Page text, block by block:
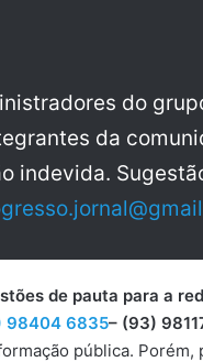
do
da
indevida.
de pauta para a
98404 6835– (93)
pública.